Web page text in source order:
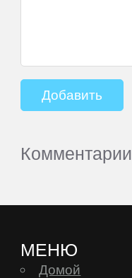
Комментарии
МЕНЮ
Домой